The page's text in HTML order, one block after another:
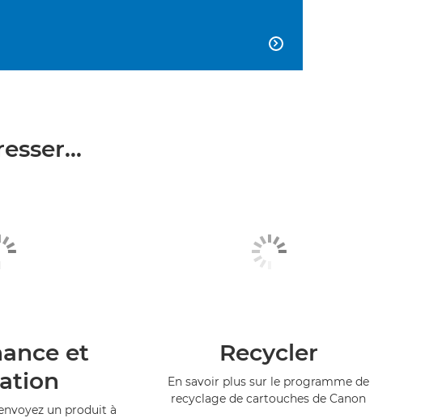

et
un produit à
Recycler
En savoir plus sur le programme de
recyclage de cartouches de Canon